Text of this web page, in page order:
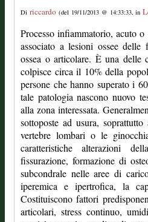
Di riccardo (del 19/11/2013 @ 14:33:33, in
Processo infiammatorio, acuto
associato a lesioni ossee
ossea o articolare. È una
colpisce circa il 10% della
persone che hanno superato i
tale patologia nascono nuovo
alla zona interessata.
sottoposte ad usura,
vertebre lombari o le
caratteristiche alterazioni
fissurazione, formazione di
subcondrale nelle aree di
iperemica e ipertrofica, la
Costituiscono fattori
articolari, stress continuo,